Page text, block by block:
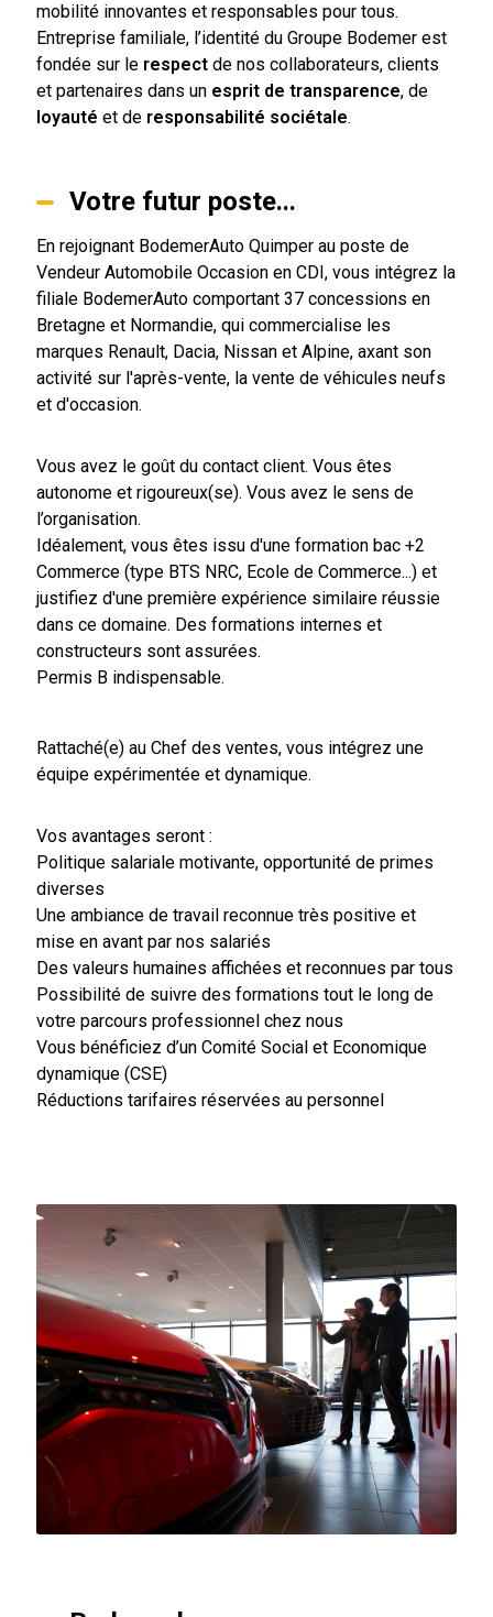
mobilité innovantes et responsables pour tous.
Entreprise familiale, l’identité du Groupe Bodemer est
fondée sur le respect de nos collaborateurs, clients
et partenaires dans unesprit de transparence, de
loyauté et de responsabilité sociétale.
Votre futur poste...
En rejoignant BodemerAuto Quimper au poste de
Vendeur Automobile Occasion en CDI, vous intégrez la
filiale BodemerAuto comportant 37 concessions en
Bretagne et Normandie, qui commercialise les
marques Renault, Dacia, Nissan et Alpine, axant son
activité sur l'après-vente, la vente de véhicules neufs
et d'occasion.
Vous avez le goût du contact client. Vous êtes
autonome et rigoureux(se). Vous avez le sens de
l’organisation.
Idéalement, vous êtes issu d'une formation bac +2
Commerce (type BTS NRC, Ecole de Commerce...) et
justifiez d'une première expérience similaire réussie
dans ce domaine. Des formations internes et
constructeurs sont assurées.
Permis B indispensable.
Rattaché(e) au Chef des ventes, vous intégrez une
équipe expérimentée et dynamique.
Vos avantages seront :
Politique salariale motivante, opportunité de primes
diverses
Une ambiance de travail reconnue très positive et
mise en avant par nos salariés
Des valeurs humaines affichées et reconnues par tous
Possibilité de suivre des formations tout le long de
votre parcours professionnel chez nous
Vous bénéficiez d’un Comité Social et Economique
dynamique (CSE)
Réductions tarifaires réservées au personnel